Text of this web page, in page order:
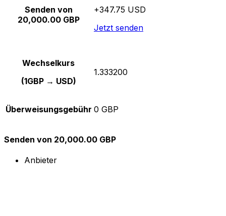
Senden von
20,000.00 GBP
+347.75 USD
Jetzt senden
Wechselkurs
(1GBP → USD)
1.333200
Überweisungsgebühr 0 GBP
Senden von 20,000.00 GBP
Anbieter